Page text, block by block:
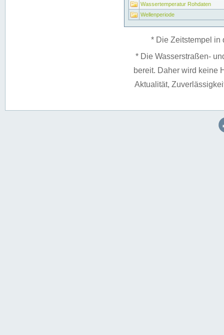
Wassertemperatur Rohdaten
Wellenperiode
* Die Zeitstempel in
* Die Wasserstraßen-
bereit. Daher wird keine
Aktualität,